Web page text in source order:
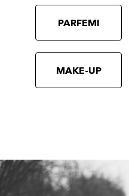
PARFEMI
MAKE-UP